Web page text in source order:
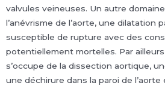
valvules veineuses. Un autre
l’anévrisme de l’aorte, une dilatation
susceptible de rupture avec des
potentiellement mortelles. Par
s’occupe de la dissection aortique,
une déchirure dans la paroi de